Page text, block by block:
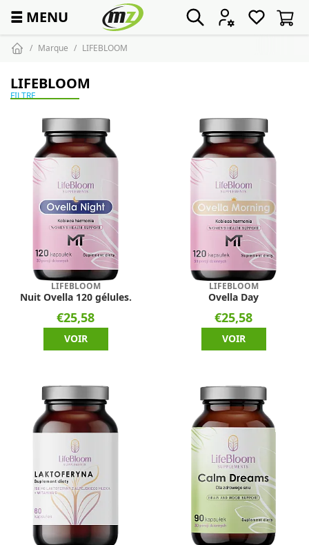
☰ MENU
Marque LIFEBLOOM
LIFEBLOOM
FILTRE
LIFEBLOOM
Nuit Ovella 120 gélules.
€25,58
VOIR
LIFEBLOOM
Ovella Day
€25,58
VOIR